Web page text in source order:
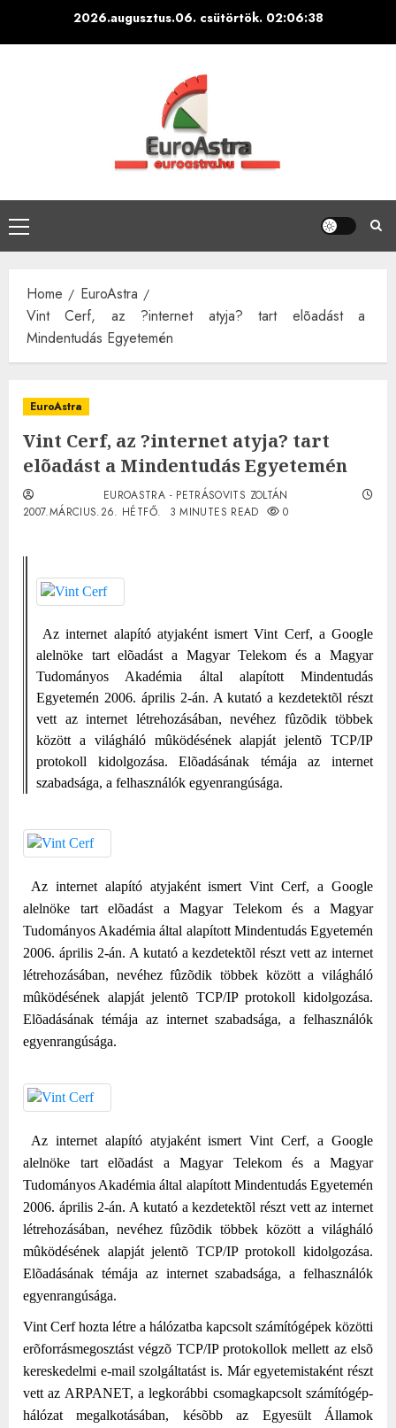
2026.augusztus.06. csütörtök. 02:06:38
Primary
Menu
Home
EuroAstra
Vint Cerf, az ?internet atyja? tart elõadást a
Mindentudás Egyetemén
EuroAstra
Vint Cerf, az ?internet atyja? tart
elõadást a Mindentudás Egyetemén
EUROASTRA - PETRÁSOVITS ZOLTÁN
2007.MÁRCIUS.26. HÉTFŐ.
3 MINUTES READ 0
Az internet alapító atyjaként ismert Vint Cerf, a Google
alelnöke tart elõadást a Magyar Telekom és a Magyar
Tudományos Akadémia által alapított Mindentudás
Egyetemén 2006. április 2-án. A kutató a kezdetektõl részt
vett az internet létrehozásában, nevéhez fûzõdik többek
között a világháló mûködésének alapját jelentõ TCP/IP
protokoll kidolgozása. Elõadásának témája az internet
szabadsága, a felhasználók egyenrangúsága.
Az internet alapító atyjaként ismert Vint Cerf, a Google
alelnöke tart elõadást a Magyar Telekom és a Magyar
Tudományos Akadémia által alapított Mindentudás Egyetemén
2006. április 2-án. A kutató a kezdetektõl részt vett az internet
létrehozásában, nevéhez fûzõdik többek között a világháló
mûködésének alapját jelentõ TCP/IP protokoll kidolgozása.
Elõadásának témája az internet szabadsága, a felhasználók
egyenrangúsága.
Az internet alapító atyjaként ismert Vint Cerf, a Google
alelnöke tart elõadást a Magyar Telekom és a Magyar
Tudományos Akadémia által alapított Mindentudás Egyetemén
2006. április 2-án. A kutató a kezdetektõl részt vett az internet
létrehozásában, nevéhez fûzõdik többek között a világháló
mûködésének alapját jelentõ TCP/IP protokoll kidolgozása.
Elõadásának témája az internet szabadsága, a felhasználók
egyenrangúsága.
Vint Cerf hozta létre a hálózatba kapcsolt számítógépek közötti
erõforrásmegosztást végzõ TCP/IP protokollok mellett az elsõ
kereskedelmi e-mail szolgáltatást is. Már egyetemistaként részt
vett az ARPANET, a legkorábbi csomagkapcsolt számítógép-
hálózat megalkotásában, késõbb az Egyesült Államok